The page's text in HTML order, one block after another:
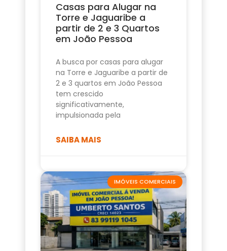
Casas para Alugar na
Torre e Jaguaribe a
partir de 2 e 3 Quartos
em João Pessoa
A busca por casas para alugar
na Torre e Jaguaribe a partir de
2 e 3 quartos em João Pessoa
tem crescido
significativamente,
impulsionada pela
SAIBA MAIS
IMÓVEIS COMERCIAIS